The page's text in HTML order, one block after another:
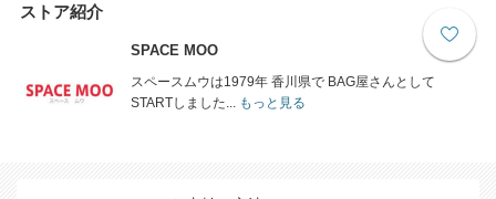
ストア紹介
SPACE MOO
スペースムウは1979年 香川県で BAG屋さんとして
STARTしました...もっと見る